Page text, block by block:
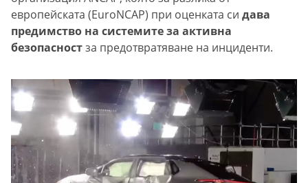
европейската (EuroNCAP) при оценката си дава
предимство на системите за активна
безопасностза предотвратяване на инциденти.